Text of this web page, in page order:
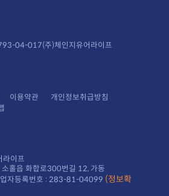
04-017(주)체인지유어라이프
이용약관
개인정보취급방침
라이프
소홀읍 화합로300번길 12, 가동
자등록번호 : 283-81-04099